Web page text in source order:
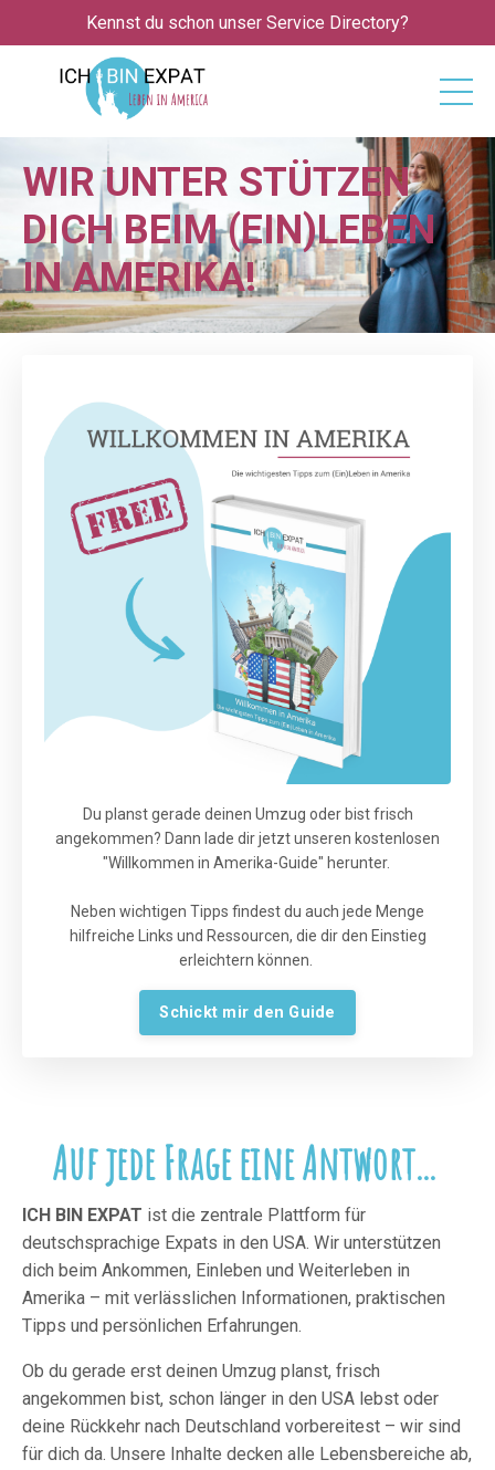
Kennst du schon unser Service Directory?
WIR UNTER ­STÜTZEN
DICH BEIM (EIN)LEBEN
IN AMERIKA!
Du planst gerade deinen Umzug oder bist frisch
angekommen? Dann lade dir jetzt unseren kostenlosen
"Willkommen in Amerika-Guide" herunter.
Neben wichtigen Tipps findest du auch jede Menge
hilfreiche Links und Ressourcen, die dir den Einstieg
erleichtern können.
Schickt mir den Guide
Auf jede Frage eine Antwort...
ICH BIN EXPAT ist die zentrale Plattform für
deutschsprachige Expats in den USA. Wir unterstützen
dich beim Ankommen, Einleben und Weiterleben in
Amerika – mit verlässlichen Informationen, praktischen
Tipps und persönlichen Erfahrungen.
Ob du gerade erst deinen Umzug planst, frisch
angekommen bist, schon länger in den USA lebst oder
deine Rückkehr nach Deutschland vorbereitest – wir sind
für dich da. Unsere Inhalte decken alle Lebensbereiche ab,